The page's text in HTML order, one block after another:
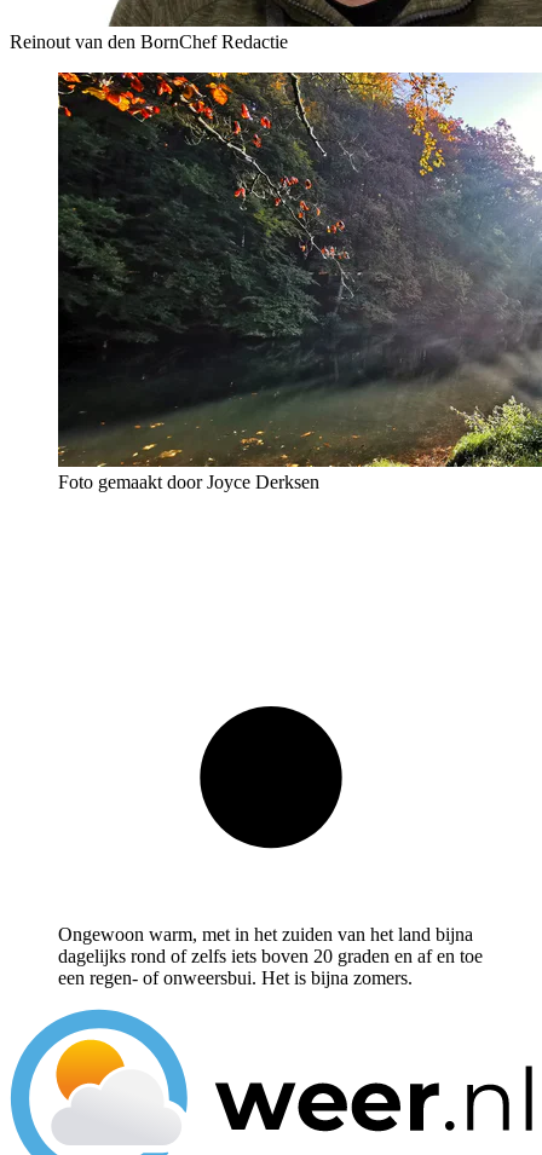
Reinout van den BornChef Redactie
Foto gemaakt door Joyce Derksen
Ongewoon warm, met in het zuiden van het land bijna
dagelijks rond of zelfs iets boven 20 graden en af en toe
een regen- of onweersbui. Het is bijna zomers.